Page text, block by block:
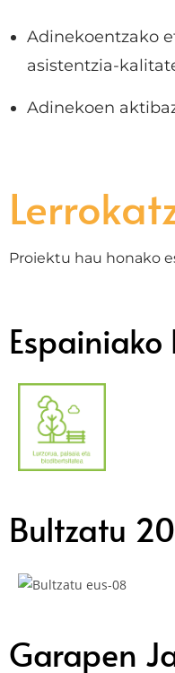
Adinekoentzako
asistentzia-
Adinekoen
Proiektu hau honako
Bultzatu
Garapen